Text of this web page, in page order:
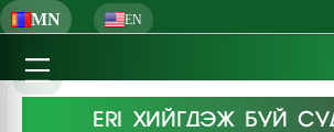
MN EN
ERI ХИЙГДЭЖ БУЙ